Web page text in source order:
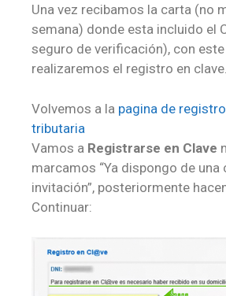
Una vez recibamos la carta (no
semana) donde esta incluido el
seguro de verificación), con
realizaremos el registro en clave.
Volvemos a la pagina de
tributaria
Vamos a Registrarse en Clave
marcamos “Ya dispongo de una
invitación”, posteriormente
Continuar: